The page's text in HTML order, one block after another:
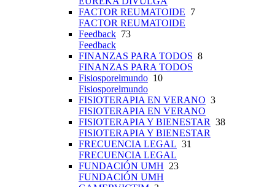
FACTOR REUMATOIDE 7
FACTOR REUMATOIDE
Feedback 73
Feedback
FINANZAS PARA TODOS 8
FINANZAS PARA TODOS
Fisiosporelmundo 10
Fisiosporelmundo
FISIOTERAPIA EN VERANO 3
FISIOTERAPIA EN VERANO
FISIOTERAPIA Y BIENESTAR 38
FISIOTERAPIA Y BIENESTAR
FRECUENCIA LEGAL 31
FRECUENCIA LEGAL
FUNDACIÓN UMH 23
FUNDACIÓN UMH